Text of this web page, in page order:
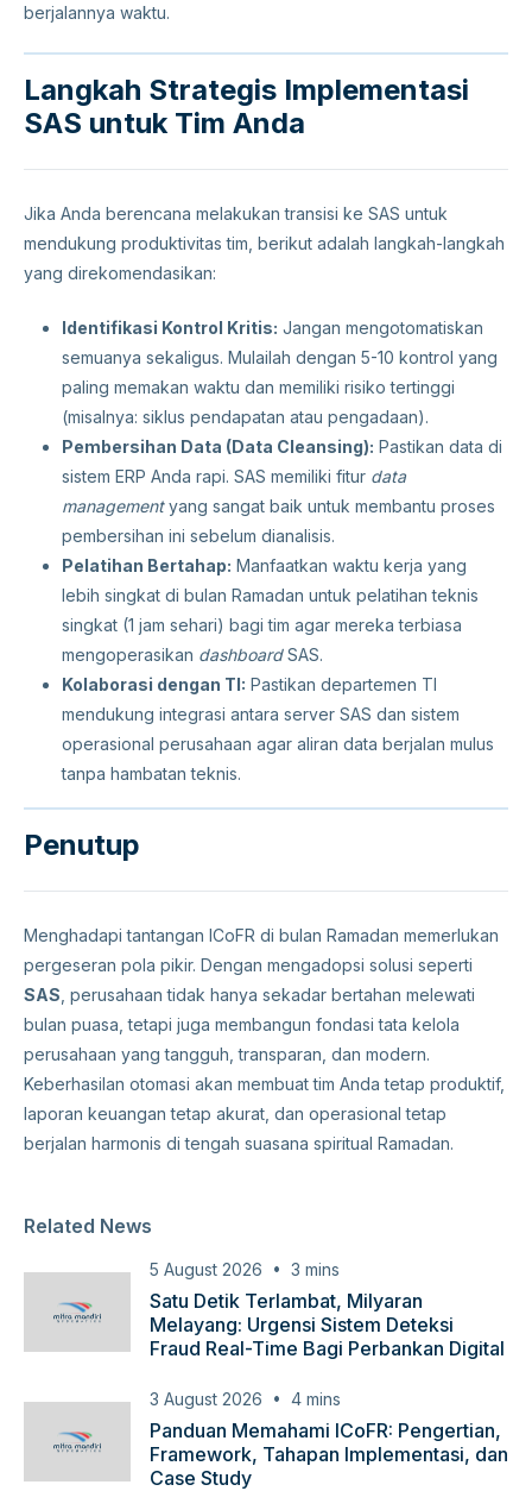
berjalannya waktu.
Langkah Strategis Implementasi
SAS untuk Tim Anda
Jika Anda berencana melakukan transisi ke SAS untuk
mendukung produktivitas tim, berikut adalah langkah-langkah
yang direkomendasikan:
Identifikasi Kontrol Kritis: Jangan mengotomatiskan
semuanya sekaligus. Mulailah dengan 5-10 kontrol yang
paling memakan waktu dan memiliki risiko tertinggi
(misalnya: siklus pendapatan atau pengadaan).
Pembersihan Data (Data Cleansing): Pastikan data di
sistem ERP Anda rapi. SAS memiliki fitur data
managementyang sangat baik untuk membantu proses
pembersihan ini sebelum dianalisis.
Pelatihan Bertahap: Manfaatkan waktu kerja yang
lebih singkat di bulan Ramadan untuk pelatihan teknis
singkat (1 jam sehari) bagi tim agar mereka terbiasa
mengoperasikan dashboardSAS.
Kolaborasi dengan TI: Pastikan departemen TI
mendukung integrasi antara server SAS dan sistem
operasional perusahaan agar aliran data berjalan mulus
tanpa hambatan teknis.
Penutup
Menghadapi tantangan ICoFR di bulan Ramadan memerlukan
pergeseran pola pikir. Dengan mengadopsi solusi seperti
SAS , perusahaan tidak hanya sekadar bertahan melewati
bulan puasa, tetapi juga membangun fondasi tata kelola
perusahaan yang tangguh, transparan, dan modern.
Keberhasilan otomasi akan membuat tim Anda tetap produktif,
laporan keuangan tetap akurat, dan operasional tetap
berjalan harmonis di tengah suasana spiritual Ramadan.
Related News
5 August 2026 3 mins
Satu Detik Terlambat, Milyaran
Melayang: Urgensi Sistem Deteksi
Fraud Real-Time Bagi Perbankan Digital
3 August 2026 4 mins
Panduan Memahami ICoFR: Pengertian,
Framework, Tahapan Implementasi, dan
Case Study